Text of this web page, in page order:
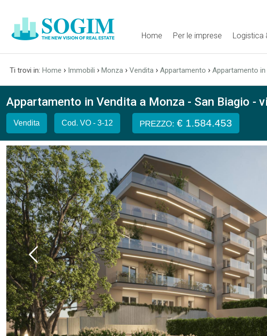
Home Per le imprese Logistica
Ti trovi in: Home › Immobili › Monza › Vendita › Appartamento › Appartamento
Appartamento in Vendita a Monza - San Biagio -
Vendita Cod. VO - 3-12 PREZZO:€ 1.584.453